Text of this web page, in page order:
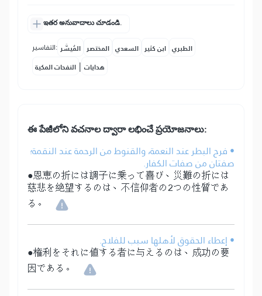
ఇతర అనువాదాలు చూడండి.
التفاسير: المُيسَّر المختصر السعدي ابن كثير الطبري
النفحات المكية | هدايات
ఈ పేజీలోని వచనాల ద్వారా లభించే ప్రయోజనాలు:
• فرح البطر عند النعمة، والقنوط من الرحمة عند النقمة؛
صفتان من صفات الكفار.
●恩恵の折には調子に乗って喜び、災難の折には
慈悲を絶望するのは、不信仰者の2つの性質であ
る。
• إعطاء الحقوق لأهلها سبب للفلاح.
●権利をそれに値する者に与えるのは、成功の要
因である。